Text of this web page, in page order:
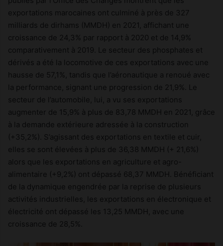
exportations marocaines ont culminé à près de 327
milliards de dirhams (MMDH) en 2021, affichant une
croissance de 24,3% par rapport à 2020 et de 14,9%
comparativement à 2019. Le secteur des phosphates et
dérivés a été la locomotive de ces exportations avec une
hausse de 57,1%, tandis que l’aéronautique a renoué avec
la performance, signant une progression de 21,9%. Le
secteur de l’automobile, lui, a vu ses exportations
augmenter de 15,9% à plus de 83,78 MMDH en 2021, grâce
à la demande extérieure adressée à la construction
(+35,2%). S’agissant des exportations en textile et cuir,
elles se sont élevées à plus de 36,38 MMDH (+ 21,6%)
alors que les exportations en agriculture et agro-
alimentaire (+9,2%) ont dépassé 68,37 MMDH. Bénéficiant
de la dynamique engendrée par la reprise de plusieurs
activités industrielles, les exportations en électronique et
électricité ont dépassé les 13,25 MMDH, avec une
croissance de 28,5%.